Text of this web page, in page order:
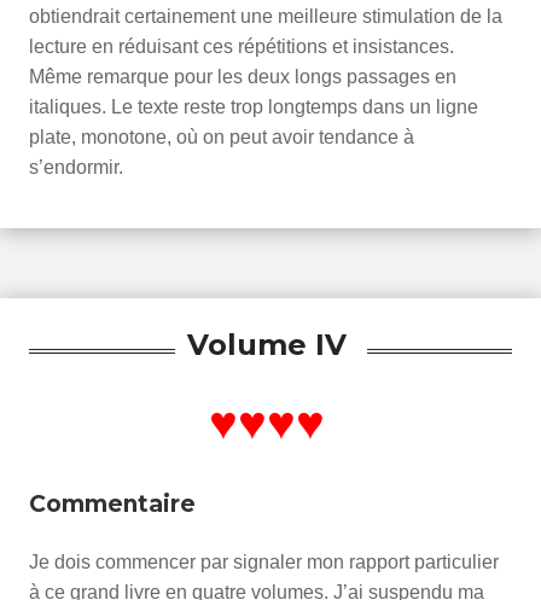
obtiendrait certainement une meilleure stimulation de la
lecture en réduisant ces répétitions et insistances.
Même remarque pour les deux longs passages en
italiques. Le texte reste trop longtemps dans un ligne
plate, monotone, où on peut avoir tendance à
s’endormir.
Volume IV
♥♥♥♥
Commentaire
Je dois commencer par signaler mon rapport particulier
à ce grand livre en quatre volumes. J’ai suspendu ma